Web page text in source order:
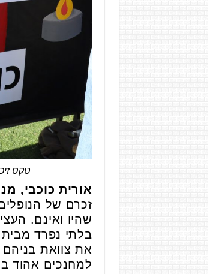
טקס
אורית כוכבי,
זכרם של
שהיו ואינם.
בלתי נפרד מבית
את צוואת
למחנכים אהוד